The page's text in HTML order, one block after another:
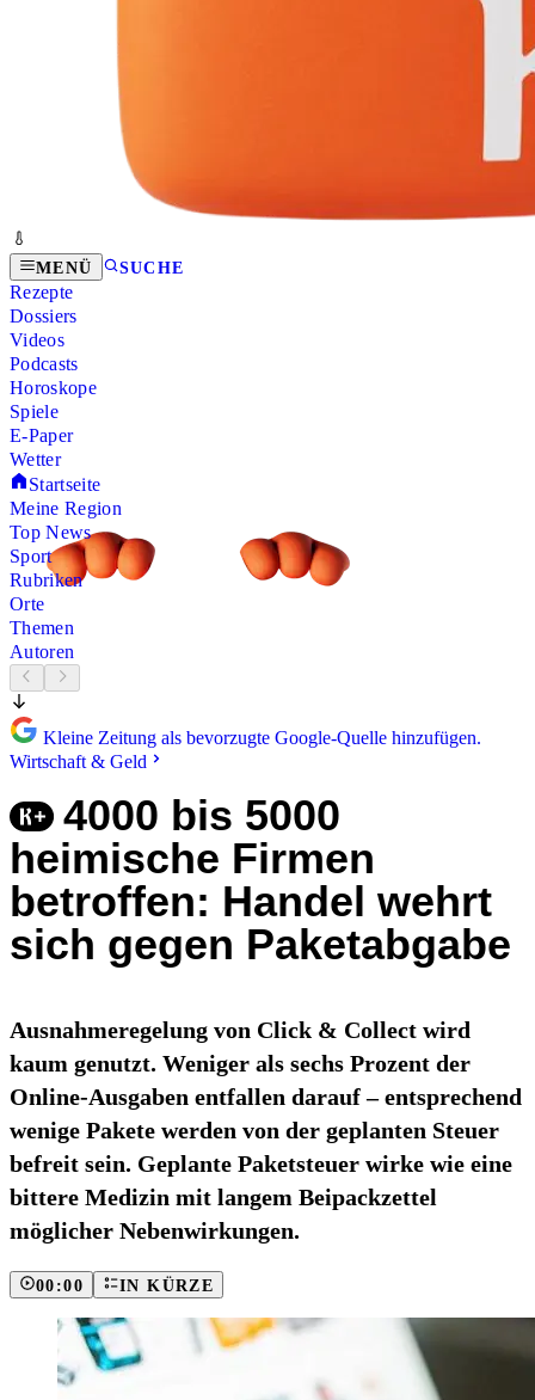
MENÜ SUCHE
Rezepte
Dossiers
Videos
Podcasts
Horoskope
Spiele
E-Paper
Wetter
Startseite
Meine Region
Top News
Sport
Rubriken
Orte
Themen
Autoren
Kleine Zeitung als bevorzugte Google-Quelle hinzufügen.
Wirtschaft & Geld
4000 bis 5000
heimische Firmen
betroffen: Handel wehrt
sich gegen Paketabgabe
Ausnahmeregelung von Click & Collect wird
kaum genutzt. Weniger als sechs Prozent der
Online-Ausgaben entfallen darauf – entsprechend
wenige Pakete werden von der geplanten Steuer
befreit sein. Geplante Paketsteuer wirke wie eine
bittere Medizin mit langem Beipackzettel
möglicher Nebenwirkungen.
00:00 IN KÜRZE